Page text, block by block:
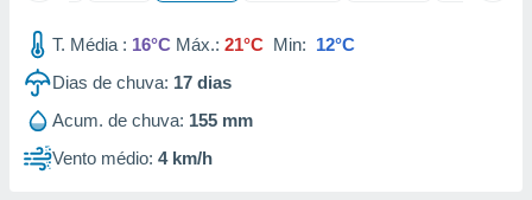
T. Média : 16°C Máx.: 21°C Min: 12°C
Dias de chuva: 17 dias
Acum. de chuva: 155 mm
Vento médio: 4 km/h